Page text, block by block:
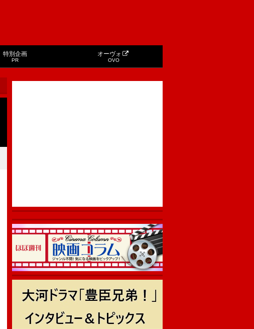
特別企画
PR
オーヴォ
OVO